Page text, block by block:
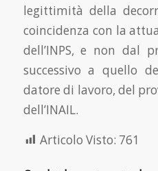
legittimità della
coincidenza con la
dell’INPS, e non dal
successivo a quello
datore di lavoro, del
dell’INAIL.
Articolo Visto: 761